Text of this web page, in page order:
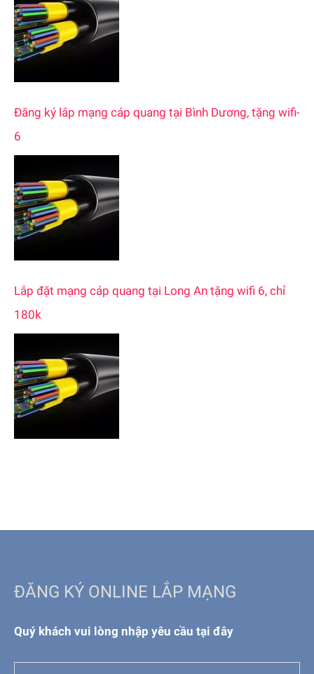
Đăng ký lắp mạng cáp quang tại Bình Dương, tặng wifi-
6
Lắp đặt mạng cáp quang tại Long An tặng wifi 6, chỉ
180k
ĐĂNG KÝ ONLINE LẮP MẠNG
Quý khách vui lòng nhập yêu cầu tại đây